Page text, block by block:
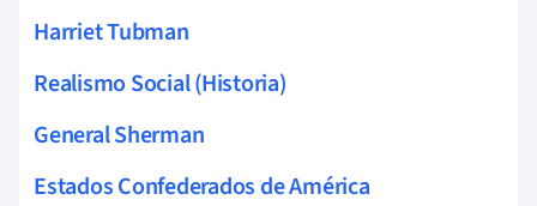
Harriet Tubman
Realismo Social (Historia)
General Sherman
Estados Confederados de América